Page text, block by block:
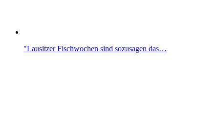
"Lausitzer Fischwochen sind sozusagen das…